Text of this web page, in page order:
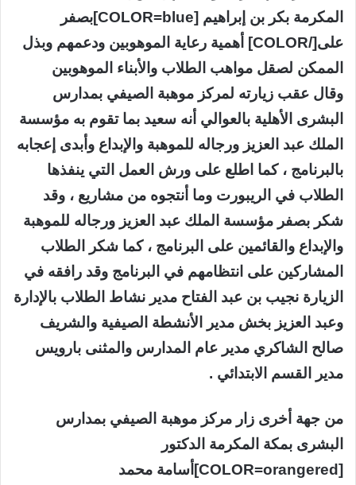
المكرمة بكر بن إبراهيم [COLOR=blue]بصفر
على[/COLOR] أهمية رعاية الموهوبين ودعمهم وبذل
الممكن لصقل مواهب الطلاب والأبناء الموهوبين
وقال عقب زيارته لمركز موهبة الصيفي بمدارس
البشرى الأهلية بالعوالي أنه سعيد بما تقوم به مؤسسة
الملك عبد العزيز ورجاله للموهبة والإبداع وأبدى إعجابه
بالبرنامج ، كما اطلع على ورش العمل التي ينفذها
الطلاب في الريبورت وما أنتجوه من مشاريع ، وقد
شكر بصفر مؤسسة الملك عبد العزيز ورجاله للموهبة
والإبداع والقائمين على البرنامج ، كما شكر الطلاب
المشاركين على انتظامهم في البرنامج وقد رافقه في
الزيارة نجيب بن عبد الفتاح مدير نشاط الطلاب بالإدارة
وعبد العزيز بخش مدير الأنشطة الصيفية والشريف
صالح الشاكري مدير عام المدارس والمثنى بارويس
مدير القسم الابتدائي .
من جهة أخرى زار مركز موهبة الصيفي بمدارس
البشرى بمكة المكرمة الدكتور
[COLOR=orangered]أسامة محمد